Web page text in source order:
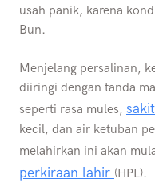
usah panik, karena
Bun.
Menjelang persalinan,
diiringi dengan tanda
seperti rasa mules,
kecil, dan air ketuban
melahirkan ini akan
perkiraan lahir (HPL).